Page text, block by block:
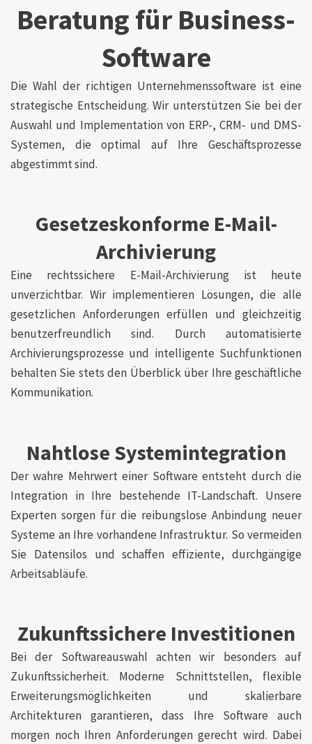
Beratung für Business-
Software
Die Wahl der richtigen Unternehmenssoftware ist eine
strategische Entscheidung. Wir unterstützen Sie bei der
Auswahl und Implementation von ERP-, CRM- und DMS-
Systemen, die optimal auf Ihre Geschäftsprozesse
abgestimmt sind.
Gesetzeskonforme E-Mail-
Archivierung
Eine rechtssichere E-Mail-Archivierung ist heute
unverzichtbar. Wir implementieren Lösungen, die alle
gesetzlichen Anforderungen erfüllen und gleichzeitig
benutzerfreundlich sind. Durch automatisierte
Archivierungsprozesse und intelligente Suchfunktionen
behalten Sie stets den Überblick über Ihre geschäftliche
Kommunikation.
Nahtlose Systemintegration
Der wahre Mehrwert einer Software entsteht durch die
Integration in Ihre bestehende IT-Landschaft. Unsere
Experten sorgen für die reibungslose Anbindung neuer
Systeme an Ihre vorhandene Infrastruktur. So vermeiden
Sie Datensilos und schaffen effiziente, durchgängige
Arbeitsabläufe.
Zukunftssichere Investitionen
Bei der Softwareauswahl achten wir besonders auf
Zukunftssicherheit. Moderne Schnittstellen, flexible
Erweiterungsmöglichkeiten und skalierbare
Architekturen garantieren, dass Ihre Software auch
morgen noch Ihren Anforderungen gerecht wird. Dabei